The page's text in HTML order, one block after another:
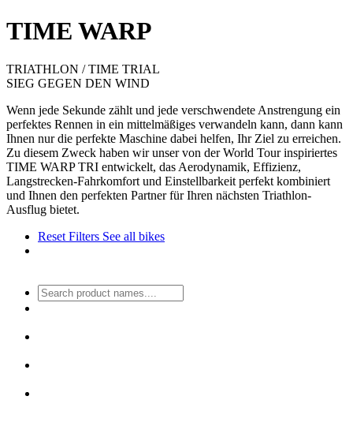
TIME WARP
TRIATHLON / TIME TRIAL
SIEG GEGEN DEN WIND
Wenn jede Sekunde zählt und jede verschwendete Anstrengung ein
perfektes Rennen in ein mittelmäßiges verwandeln kann, dann kann
Ihnen nur die perfekte Maschine dabei helfen, Ihr Ziel zu erreichen.
Zu diesem Zweck haben wir unser von der World Tour inspiriertes
TIME WARP TRI entwickelt, das Aerodynamik, Effizienz,
Langstrecken-Fahrkomfort und Einstellbarkeit perfekt kombiniert
und Ihnen den perfekten Partner für Ihren nächsten Triathlon-
Ausflug bietet.
Reset Filters See all bikes